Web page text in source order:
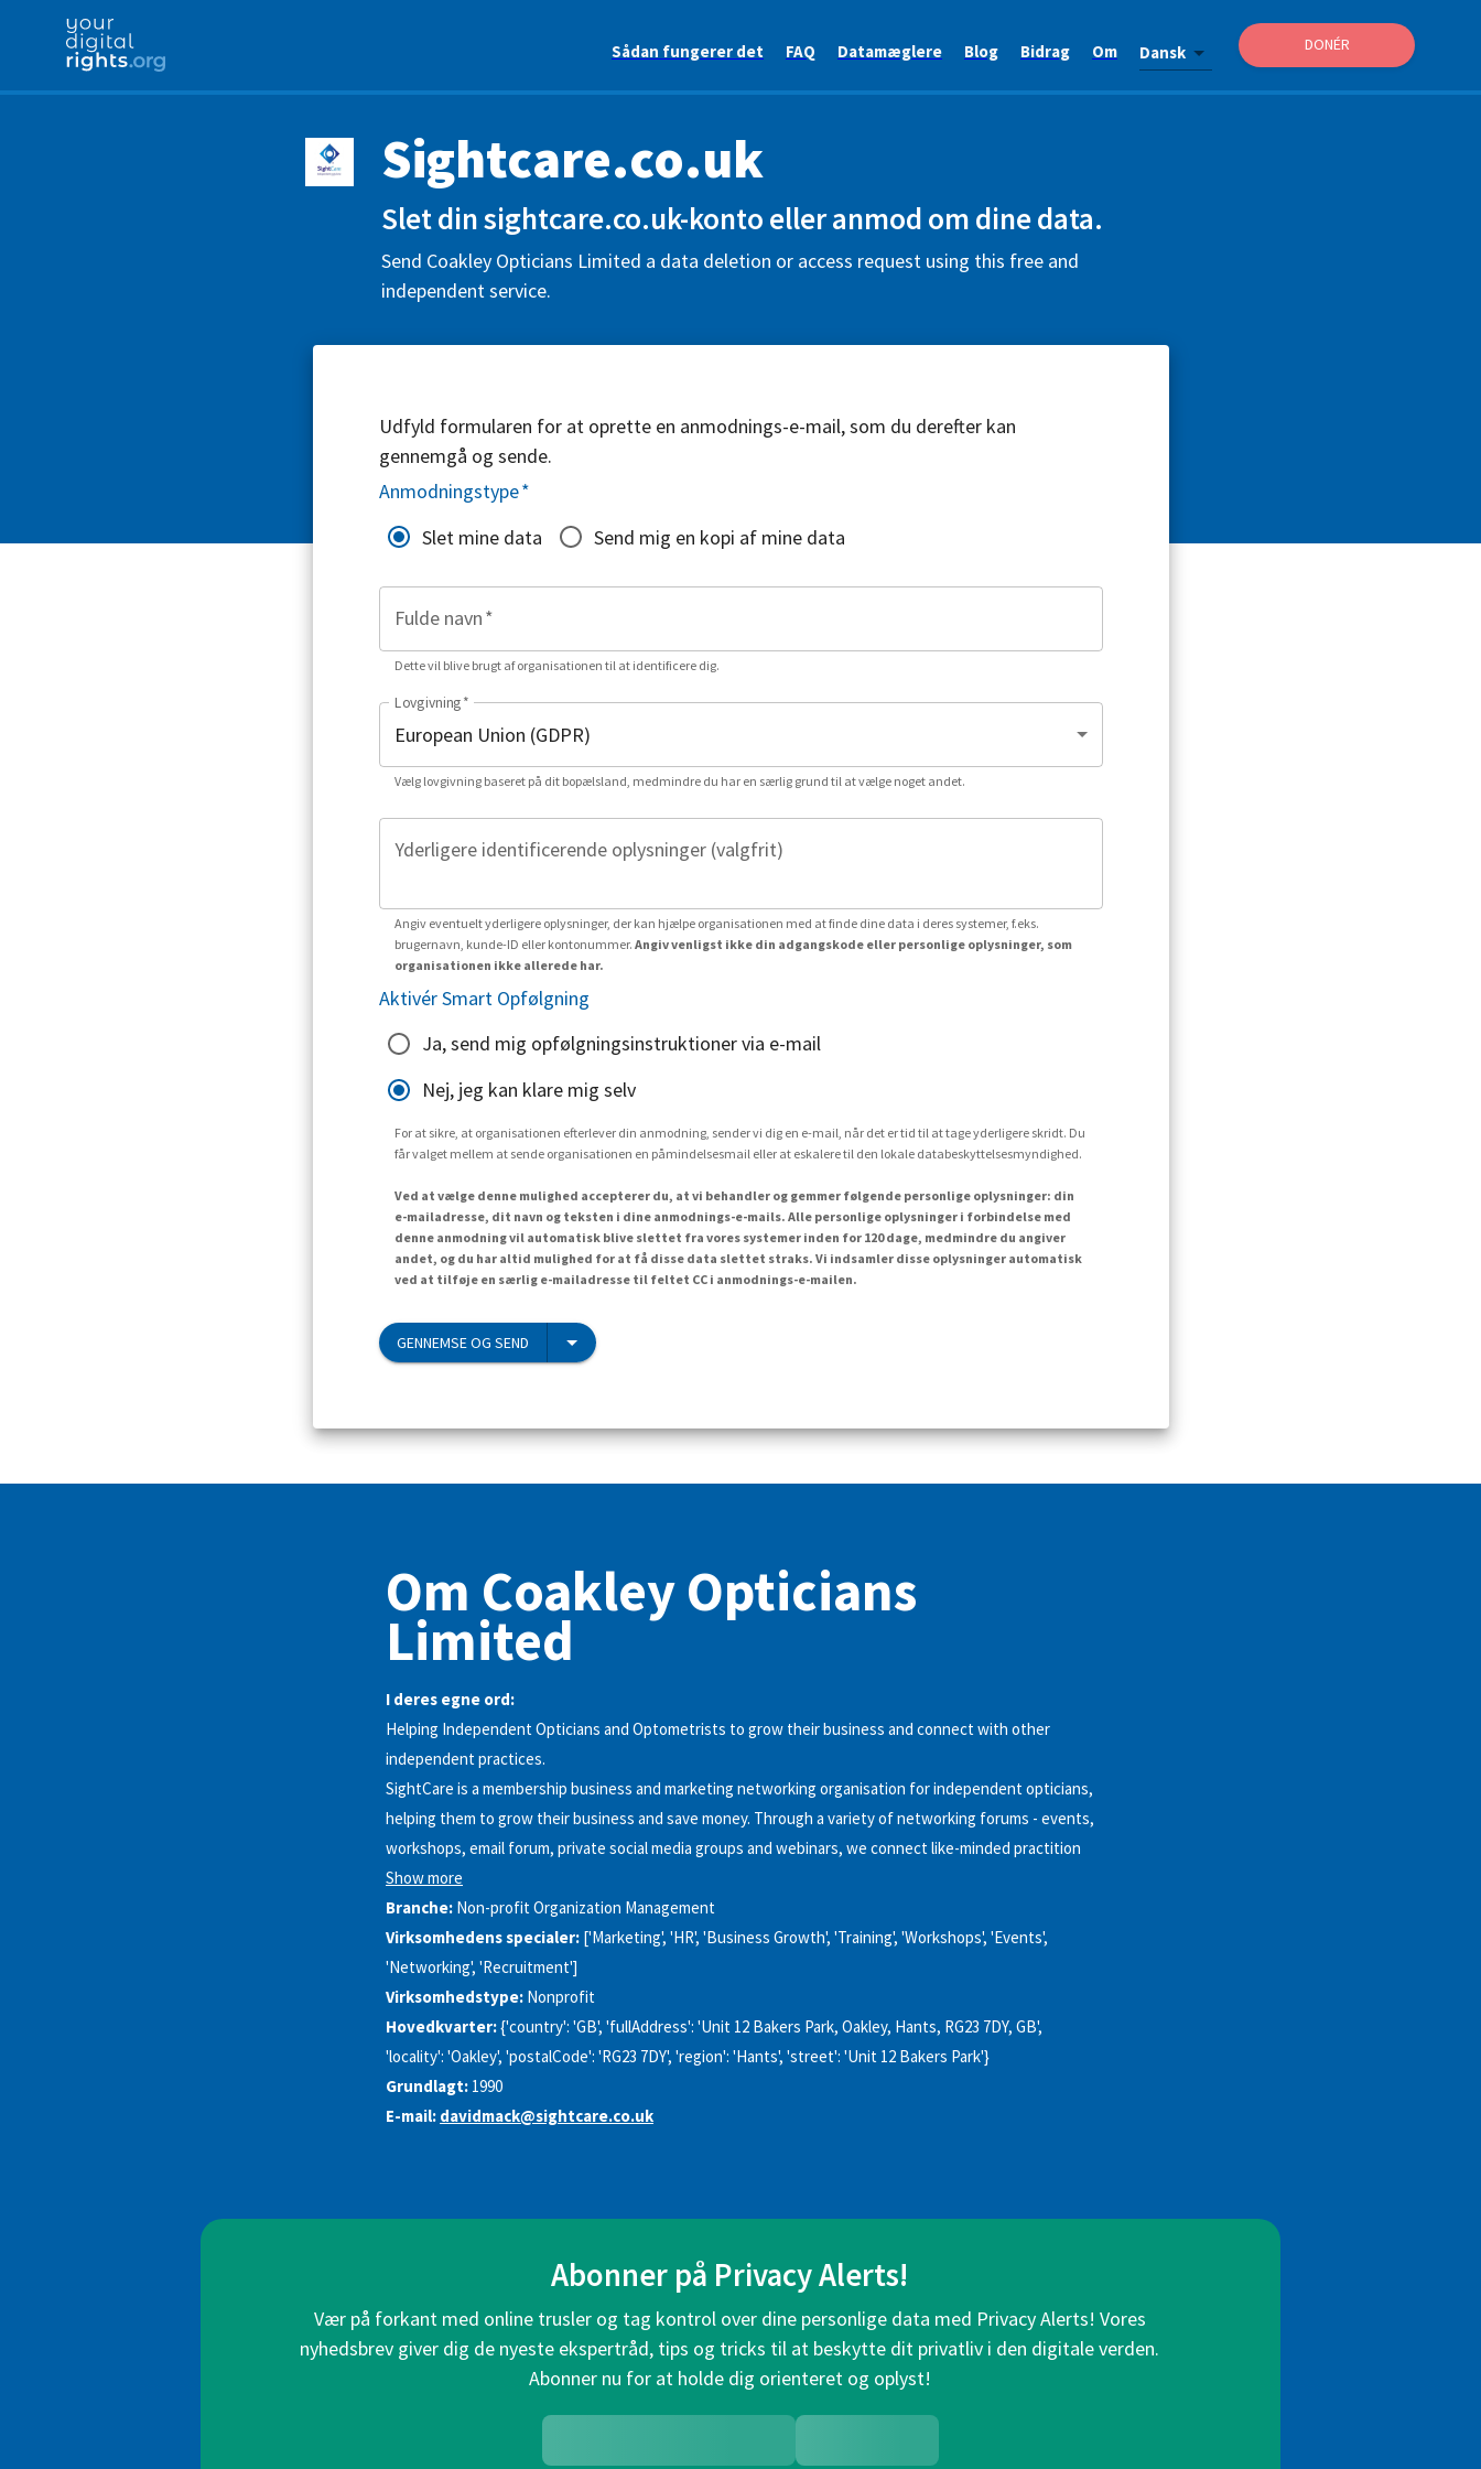
Sådan fungerer det FAQ Datamæglere Blog Bidrag Om Dansk DONÉR
Sightcare.co.uk
Slet din sightcare.co.uk-konto eller anmod om dine data.
Send Coakley Opticians Limited a data deletion or access request using this free and
independent service.
Udfyld formularen for at oprette en anmodnings-e-mail, som du derefter kan
gennemgå og sende.
Anmodningstype*
Slet mine data
Send mig en kopi af mine data
Fulde navn*
Dette vil blive brugt af organisationen til at identificere dig.
Lovgivning*
Vælg lovgivning baseret på dit bopælsland, medmindre du har en særlig grund til at vælge noget andet.
Yderligere identificerende oplysninger (valgfrit)
Angiv eventuelt yderligere oplysninger, der kan hjælpe organisationen med at finde dine data i deres systemer, f.eks.
brugernavn, kunde-ID eller kontonummer. Angiv venligst ikke din adgangskode eller personlige oplysninger, som
organisationen ikke allerede har.
Aktivér Smart Opfølgning
Ja, send mig opfølgningsinstruktioner via e-mail
Nej, jeg kan klare mig selv
For at sikre, at organisationen efterlever din anmodning, sender vi dig en e-mail, når det er tid til at tage yderligere skridt. Du
får valget mellem at sende organisationen en påmindelsesmail eller at eskalere til den lokale databeskyttelsesmyndighed.
Ved at vælge denne mulighed accepterer du, at vi behandler og gemmer følgende personlige oplysninger: din
e-mailadresse, dit navn og teksten i dine anmodnings-e-mails. Alle personlige oplysninger i forbindelse med
denne anmodning vil automatisk blive slettet fra vores systemer inden for 120 dage, medmindre du angiver
andet, og du har altid mulighed for at få disse data slettet straks. Vi indsamler disse oplysninger automatisk
ved at tilføje en særlig e-mailadresse til feltet CC i anmodnings-e-mailen.
GENNEMSE OG SEND
Om Coakley Opticians
Limited
I deres egne ord:
Helping Independent Opticians and Optometrists to grow their business and connect with other
independent practices.
SightCare is a membership business and marketing networking organisation for independent opticians,
helping them to grow their business and save money. Through a variety of networking forums - events,
workshops, email forum, private social media groups and webinars, we connect like-minded practition
Show more
Branche: Non-profit Organization Management
Virksomhedens specialer: ['Marketing', 'HR', 'Business Growth', 'Training', 'Workshops', 'Events',
'Networking', 'Recruitment']
Virksomhedstype: Nonprofit
Hovedkvarter:{'country': 'GB', 'fullAddress': 'Unit 12 Bakers Park, Oakley, Hants, RG23 7DY, GB',
'locality': 'Oakley', 'postalCode': 'RG23 7DY', 'region': 'Hants', 'street': 'Unit 12 Bakers Park'}
Grundlagt: 1990
E-mail: davidmack@sightcare.co.uk
Abonner på Privacy Alerts!
Vær på forkant med online trusler og tag kontrol over dine personlige data med Privacy Alerts! Vores
nyhedsbrev giver dig de nyeste ekspertråd, tips og tricks til at beskytte dit privatliv i den digitale verden.
Abonner nu for at holde dig orienteret og oplyst!